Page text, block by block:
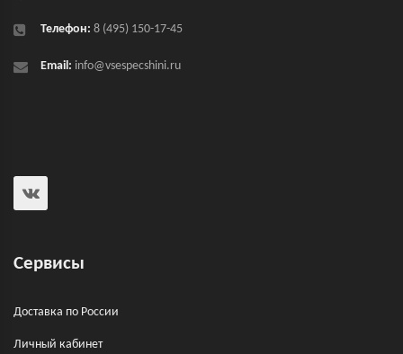
Телефон: 8 (495) 150-17-45
Email: info@vsespecshini.ru
Сервисы
Доставка по России
Личный кабинет